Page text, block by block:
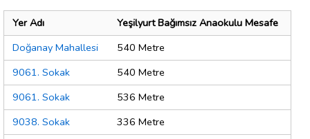
Yer Adı
Yeşilyurt Bağımsız Anaokulu Mesafe
Doğanay Mahallesi
540 Metre
9061. Sokak
540 Metre
9061. Sokak
536 Metre
9038. Sokak
336 Metre